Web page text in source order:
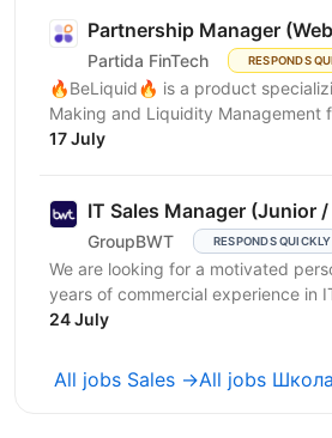
Partnership Manager
Partida FinTech RESPONDS
🔥BeLiquid🔥 is a product
Making and Liquidity Management
We help projects build sustainable
17 July
IT Sales Manager (Junior
GroupBWT RESPONDS QUICKLY
We are looking for a motivated
years of commercial experience in
wants to grow into a strong IT
24 July
All jobs Sales →All jobs